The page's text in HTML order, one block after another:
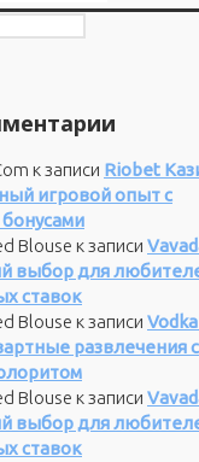
к записи Riobet
игровой опыт с
Blouse к записи
выбор для
ставок
Blouse к записи
развлечения с
Blouse к записи
выбор для
ставок